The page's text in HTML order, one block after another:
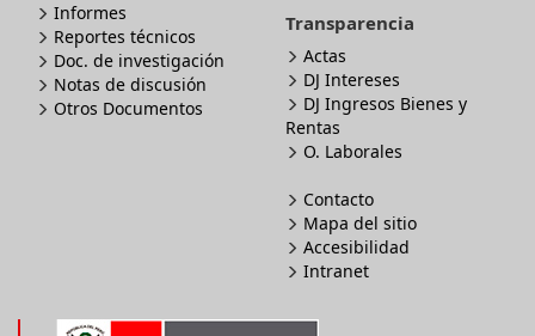
Informes
Reportes técnicos
Doc. de investigación
Notas de discusión
Otros Documentos
Transparencia
Actas
DJ Intereses
DJ Ingresos Bienes y
Rentas
O. Laborales
Contacto
Mapa del sitio
Accesibilidad
Intranet